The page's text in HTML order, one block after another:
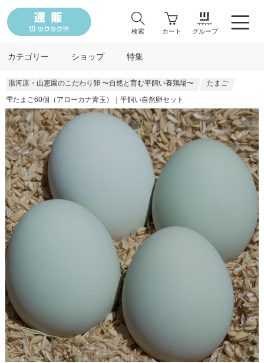
検索 カート グループ
カテゴリー ショップ 特集
湯河原・山恵園のこだわり卵 〜自然と育む平飼い養鶏場〜
たまご
雫たまご60個（アローカナ青玉）｜平飼い自然卵セット